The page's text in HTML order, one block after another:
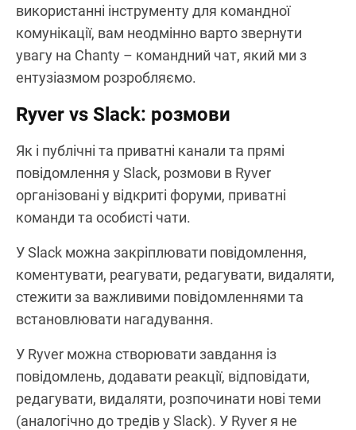
використанні інструменту для командної
комунікації, вам неодмінно варто звернути
увагу на Chanty – командний чат, який ми з
ентузіазмом розробляємо.
Ryver vs Slack: розмови
Як і публічні та приватні канали та прямі
повідомлення у Slack, розмови в Ryver
організовані у відкриті форуми, приватні
команди та особисті чати.
У Slack можна закріплювати повідомлення,
коментувати, реагувати, редагувати, видаляти,
стежити за важливими повідомленнями та
встановлювати нагадування.
У Ryver можна створювати завдання із
повідомлень, додавати реакції, відповідати,
редагувати, видаляти, розпочинати нові теми
(аналогічно до тредів у Slack). У Ryver я не